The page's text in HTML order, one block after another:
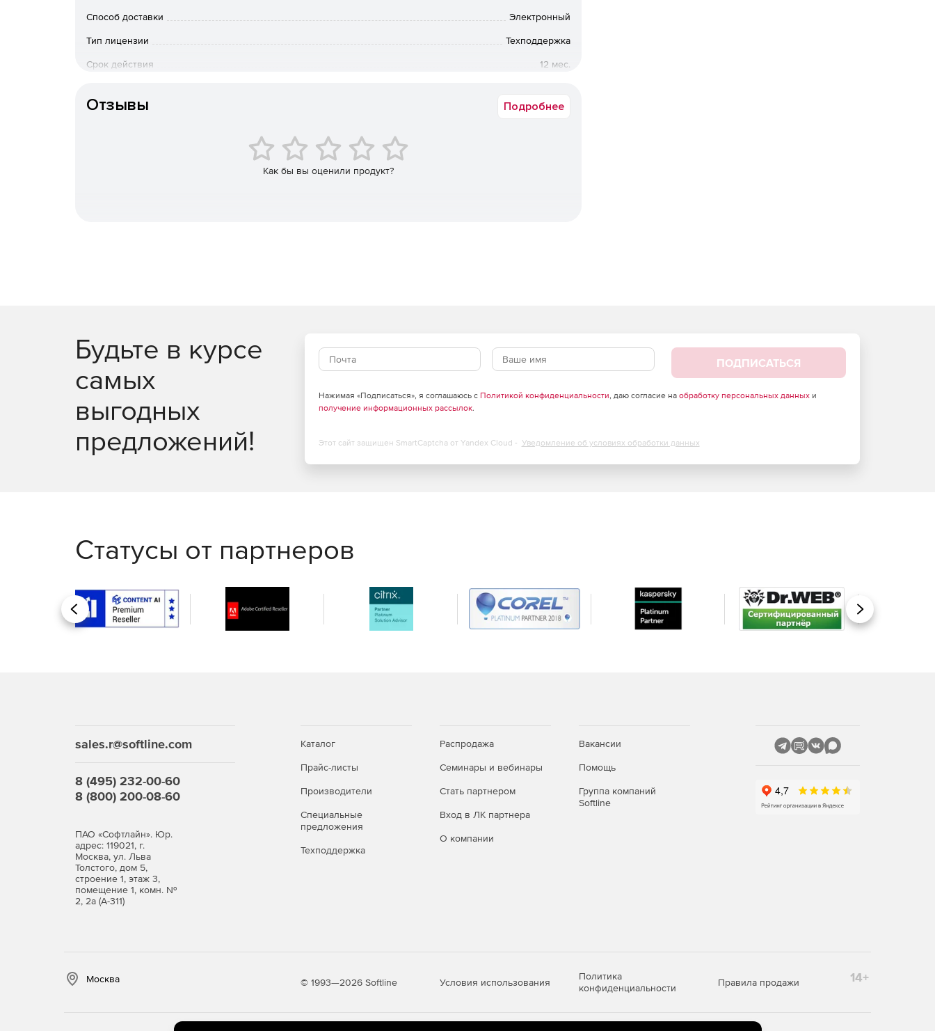
Automation. Инициализация инфраструктуры и приложений, а также управление их жизненным
помощью средств прогнозного анализа.
Business. Автоматическое определение стоимости, расчет потребления ресурсов и формирование
Log Analytics. Всесторонний сбор данных журналов, мощные средства анализа журналов и
масштабируемость корпоративного класса.
Редакция Enterprise – поддерживает сценарий использования облака для разработчиков; для ИТ-
организаций, стремящихся ускорить предоставление приложений благодаря широкому выбору
программных средств, которые обеспечивают максимальную продуктивность разработчиков и
гарантируют удобный переход от разработки приложений к их эксплуатации.
Способ доставки Электронный
Тип лицензии Техподдержка
Срок действия 12 мес.
Отзывы Подробнее
Как бы вы оценили продукт?
Будьте в курсе
самых
выгодных
предложений!
ПОДПИСАТЬСЯ
Нажимая «Подписаться», я соглашаюсь с Политикой конфиденциальности, даю согласие на обработку персональных данныхи
получение информационных рассылок.
Этот сайт защищен SmartCaptcha от Yandex Cloud - Уведомление об условиях обработки данных
Статусы от партнеров
Назад Вперед
sales.r@softline.com
8 (495) 232-00-60
8 (800) 200-08-60
ПАО «Софтлайн». Юр.
адрес: 119021, г.
Москва, ул. Льва
Толстого, дом 5,
строение 1, этаж 3,
помещение 1, комн. №
2, 2а (А-311)
Каталог
Прайс-листы
Производители
Специальные
предложения
Техподдержка
Распродажа
Семинары и вебинары
Стать партнером
Вход в ЛК партнера
О компании
Вакансии
Помощь
Группа компаний
Softline
Москва © 1993—2026 Softline Условия использования
Политика
конфиденциальности
Правила продажи 14+